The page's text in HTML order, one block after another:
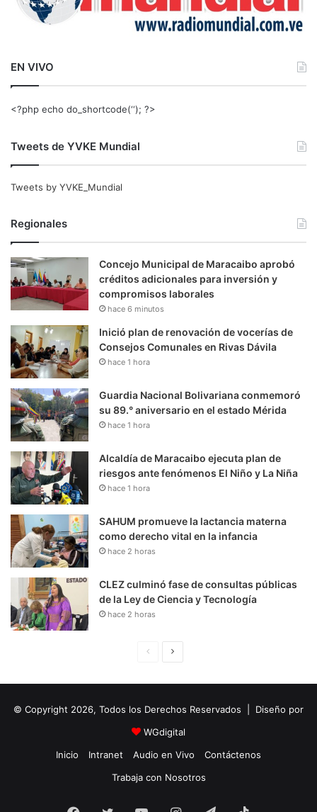
EN VIVO
<?php echo do_shortcode(‘‘); ?>
Tweets de YVKE Mundial
Tweets by YVKE_Mundial
Regionales
Concejo Municipal de Maracaibo aprobó
créditos adicionales para inversión y
compromisos laborales
hace 6 minutos
Inició plan de renovación de vocerías de
Consejos Comunales en Rivas Dávila
hace 1 hora
Guardia Nacional Bolivariana conmemoró
su 89.° aniversario en el estado Mérida
hace 1 hora
Alcaldía de Maracaibo ejecuta plan de
riesgos ante fenómenos El Niño y La Niña
hace 1 hora
SAHUM promueve la lactancia materna
como derecho vital en la infancia
hace 2 horas
CLEZ culminó fase de consultas públicas
de la Ley de Ciencia y Tecnología
hace 2 horas
i
n
a
u
i
e
© Copyright 2026, Todos los Derechos Reservados | Diseño por
WGdigital
Inicio
Intranet Audio en Vivo
Contáctenos
Trabaja con Nosotros